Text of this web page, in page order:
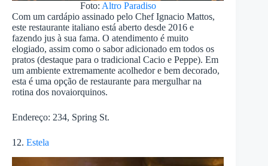
Foto: Altro Paradiso
Com um cardápio assinado pelo Chef Ignacio Mattos,
este restaurante italiano está aberto desde 2016 e
fazendo jus à sua fama. O atendimento é muito
elogiado, assim como o sabor adicionado em todos os
pratos (destaque para o tradicional Cacio e Peppe). Em
um ambiente extremamente acolhedor e bem decorado,
esta é uma opção de restaurante para mergulhar na
rotina dos novaiorquinos.
Endereço: 234, Spring St.
12. Estela